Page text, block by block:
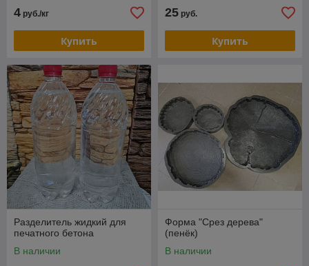
4 руб./кг
Купить
25 руб.
Купить
Разделитель жидкий для
печатного бетона
В наличии
Форма "Срез дерева"
(пенёк)
В наличии